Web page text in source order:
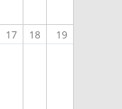
17 18 19